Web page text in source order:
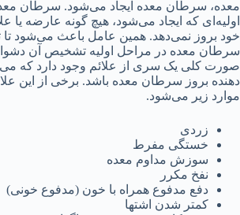
معده، سرطان معده ایجاد می‌شود. سرطان
اولیه‌ای که ایجاد می‌شود، هیچ گونه عارضه یا
خود بروز نمی‌دهد. همین عامل باعث می‌شود
سرطان معده در مراحل اولیه تشخیص آن دشوار
صورت کلی یک سری از علائم وجود دارد که
دهنده بروز سرطان معده باشد. برخی از این
موارد زیر می‌شود.
زردی
خستگی مفرط
سوزش مداوم معده
نفخ مکرر
دفع مدفوع همراه با خون (مدفوع خونی)
کمتر شدن اشتها